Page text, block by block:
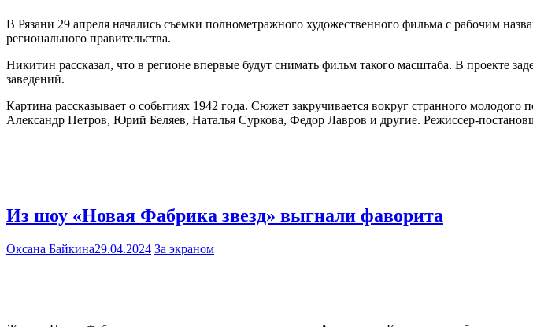
В Рязани 29 апреля начались съемки полнометражного художественного фильма с рабочим
регионального правительства.
Никитин рассказал, что в регионе впервые будут снимать фильм такого масштаба. В проекте
заведений.
Картина рассказывает о событиях 1942 года. Сюжет закручивается вокруг странного
Александр Петров, Юрий Беляев, Наталья Суркова, Федор Лавров и другие. Режиссер-
Из шоу «Новая Фабрика звезд» выгнали фаворита
Оксана Байкина29.04.2024 За экраном